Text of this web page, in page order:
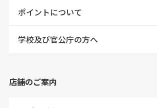
ポイントについて
学校及び官公庁の方へ
店舗のご案内